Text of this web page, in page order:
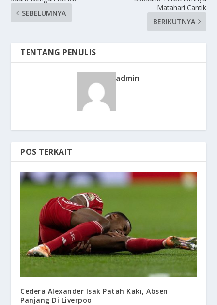
SEBELUMNYA
Matahari Cantik
BERIKUTNYA
TENTANG PENULIS
admin
POS TERKAIT
Cedera Alexander Isak Patah Kaki, Absen
Panjang Di Liverpool